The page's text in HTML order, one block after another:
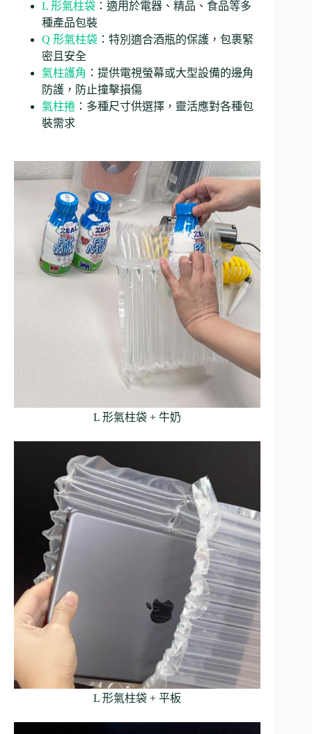
L 形氣柱袋 ：適用於電器、精品、食品等多
種產品包裝
Q 形氣柱袋 ：特別適合酒瓶的保護，包裹緊
密且安全
氣柱護角 ：提供電視螢幕或大型設備的邊角
防護，防止撞擊損傷
氣柱捲 ：多種尺寸供選擇，靈活應對各種包
裝需求
L 形氣柱袋 + 牛奶
L 形氣柱袋 + 平板